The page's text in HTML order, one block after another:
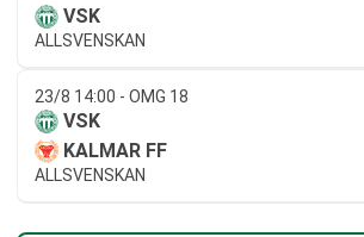
VSK
ALLSVENSKAN
23/8 14:00 - OMG 18
VSK
KALMAR FF
ALLSVENSKAN